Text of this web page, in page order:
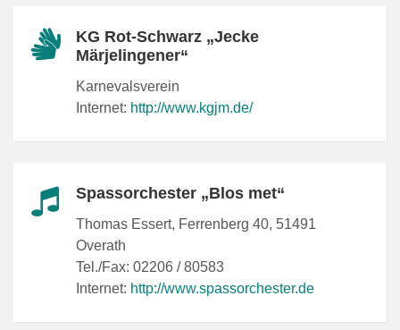
KG Rot-Schwarz „Jecke
Märjelingener“
Karnevalsverein
Internet: http://www.kgjm.de/
Spassorchester „Blos met“
Thomas Essert, Ferrenberg 40, 51491
Overath
Tel./Fax: 02206 / 80583
Internet: http://www.spassorchester.de